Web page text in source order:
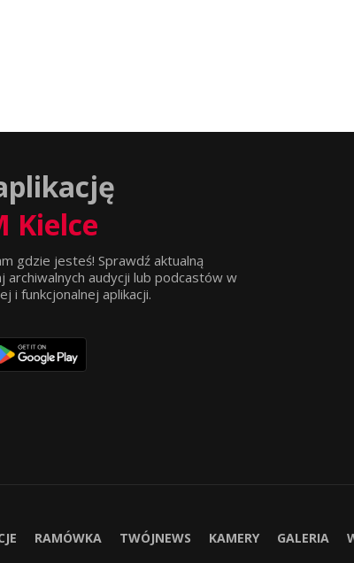
Kielce
gdzie jesteś! Sprawdź aktualną
archiwalnych audycji lub podcastów w
i funkcjonalnej aplikacji.
RAMÓWKA TWÓJNEWS KAMERY GALERIA